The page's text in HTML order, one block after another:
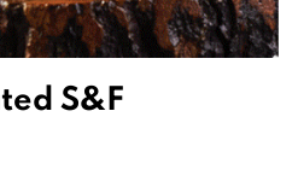
S&F